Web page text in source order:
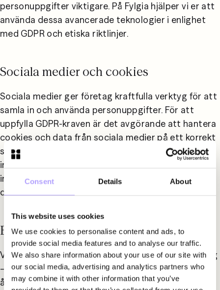
Consent Details About
This website uses cookies
We use cookies to personalise content and ads, to
provide social media features and to analyse our traffic.
We also share information about your use of our site with
our social media, advertising and analytics partners who
may combine it with other information that you’ve
personuppgifter viktigare. På Fylgia hjälper vi er att
använda dessa avancerade teknologier i enlighet
med GDPR och etiska riktlinjer.
Sociala medier och cookies
Sociala medier ger företag kraftfulla verktyg för att
samla in och använda personuppgifter. För att
uppfylla GDPR-kraven är det avgörande att hantera
cookies och data från sociala medier på ett korrekt
sätt. Vi hjälper er att säkerställa att användare
informeras på rätt sätt och att giltigt samtycke
inhämtas för insamling och användning av deras
data.
Ett starkt stöd genom hela processen
Vid personuppgiftsincidenter erbjuder vi rådgivning
– från initial bedömning och rapportering till
åtgärder för att förhindra framtida incidenter. För